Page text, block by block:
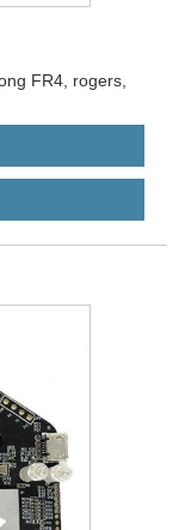
FR4, rogers,